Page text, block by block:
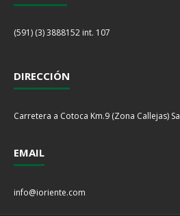
(591) (3) 3888152 int. 107
DIRECCIÓN
Carretera a Cotoca Km.9 (Zona Callejas)
EMAIL
info@ioriente.com